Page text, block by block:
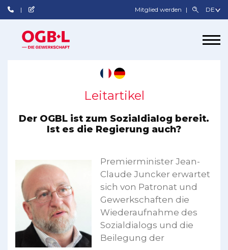
Mitglied werden
Leitartikel
Der OGBL ist zum Sozialdialog bereit.
Ist es die Regierung auch?
Premierminister Jean-
Claude Juncker erwartet
sich von Patronat und
Gewerkschaften die
Wiederaufnahme des
Sozialdialogs und die
Beilegung der